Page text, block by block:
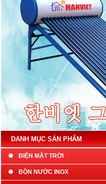
DANH MỤC SẢN PHẨM
ĐIỆN MẶT TRỜI
BỒN NƯỚC INOX